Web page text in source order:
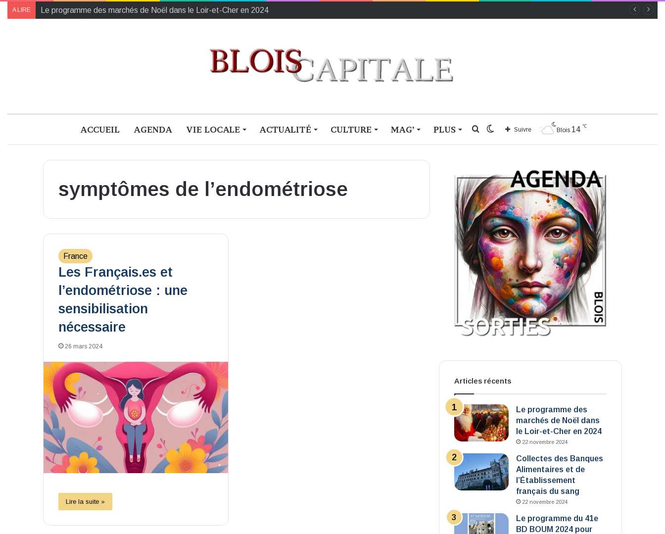
A LIRE Le programme des marchés de Noël dans le Loir-et-Cher en 2024
ACCUEIL AGENDA VIE LOCALE ACTUALITÉ CULTURE MAG’ PLUS Blois 14 ℃
Suivre
Switch
Rechercher
symptômes de l’endométriose
France
Les Français.es et
l’endométriose : une
sensibilisation
nécessaire
26 mars 2024
Lire la suite »
Articles récents
Le programme des
marchés de Noël dans
le Loir-et-Cher en 2024
22 novembre 2024
Collectes des Banques
Alimentaires et de
l’Établissement
français du sang
22 novembre 2024
Le programme du 41e
BD BOUM 2024 pour